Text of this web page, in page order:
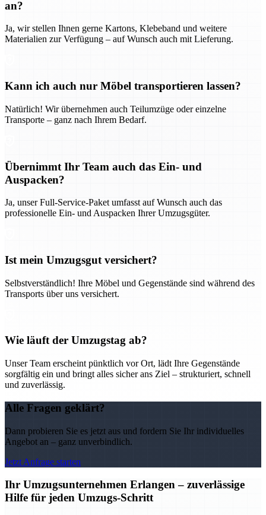
an?
Ja, wir stellen Ihnen gerne Kartons, Klebeband und weitere
Materialien zur Verfügung – auf Wunsch auch mit Lieferung.
Kann ich auch nur Möbel transportieren lassen?
Natürlich! Wir übernehmen auch Teilumzüge oder einzelne
Transporte – ganz nach Ihrem Bedarf.
Übernimmt Ihr Team auch das Ein- und
Auspacken?
Ja, unser Full-Service-Paket umfasst auf Wunsch auch das
professionelle Ein- und Auspacken Ihrer Umzugsgüter.
Ist mein Umzugsgut versichert?
Selbstverständlich! Ihre Möbel und Gegenstände sind während des
Transports über uns versichert.
Wie läuft der Umzugstag ab?
Unser Team erscheint pünktlich vor Ort, lädt Ihre Gegenstände
sorgfältig ein und bringt alles sicher ans Ziel – strukturiert, schnell
und zuverlässig.
Alle Fragen geklärt?
Dann probieren Sie es jetzt aus und fordern Sie Ihr individuelles
Angebot an – ganz unverbindlich.
Jetzt Anfrage starten
Ihr Umzugsunternehmen Erlangen – zuverlässige
Hilfe für jeden Umzugs-Schritt